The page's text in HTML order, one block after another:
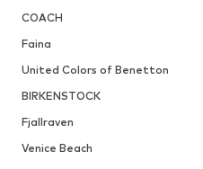
COACH
Faina
United Colors of Benetton
BIRKENSTOCK
Fjallraven
Venice Beach